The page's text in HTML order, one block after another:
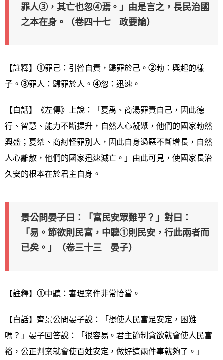
罪人③，其亡也忽④焉。」由是言之，長民治國
之本在身。（卷四十七 政要論）
【註釋】 ①罪己：引咎自責，歸罪於己。 ②勃：興起的樣
子。 ③罪人：歸罪於人。 ④忽：迅速。
【白話】《左傳》上說：「夏禹、商湯罪責自己，因此德
行、智慧、能力不斷提升，自然人心凝聚，他們的國家勃然
興盛；夏桀、商紂怪罪別人，因此自身過惡不斷增長，自然
人心離散，他們的國家迅速滅亡。」由此可見，使國家長治
久安的根本在於君主自身。
景公問晏子曰：「富民安眾難乎？」對曰：
「易。節欲則民富，中聽①則民安，行此兩者而
已矣。」（卷三十三 晏子）
【註釋】 ①中聽：審理案件非常恰當。
【白話】齊景公問晏子說：「想使人民富足安定，困難
嗎？」晏子回答說：「很容易。君主節制貪欲就會使人民富
裕，公正判案就會使百姓安定，做好這兩件事就夠了。」